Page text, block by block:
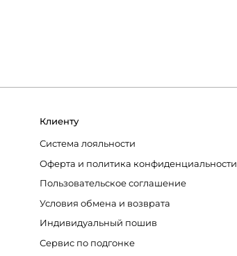
Клиенту
Система лояльности
Оферта и политика конфиденциальности
Пользовательское соглашение
Условия обмена и возврата
Индивидуальный пошив
Сервис по подгонке